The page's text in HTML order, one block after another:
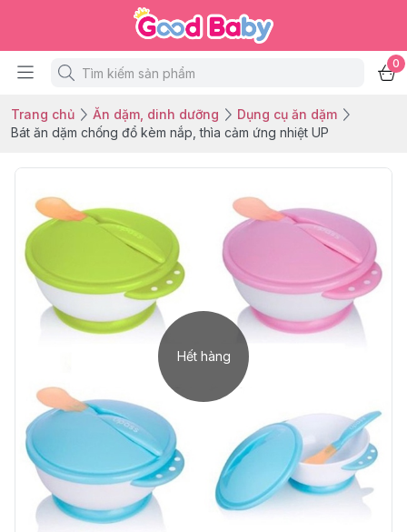
0
Trang chủ Ăn dặm, dinh dưỡng
Dụng cụ ăn dặm
Bát ăn dặm chống đổ kèm nắp, thìa cảm ứng nhiệt UP
Hết hàng